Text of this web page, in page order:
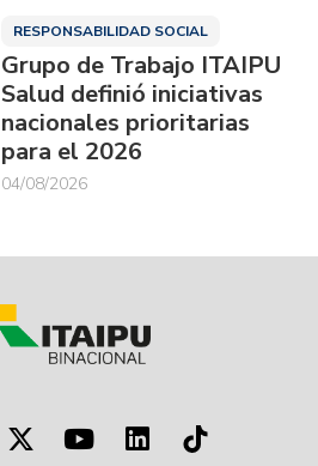
RESPONSABILIDAD SOCIAL
Grupo de Trabajo ITAIPU
Salud definió iniciativas
nacionales prioritarias
para el 2026
04/08/2026